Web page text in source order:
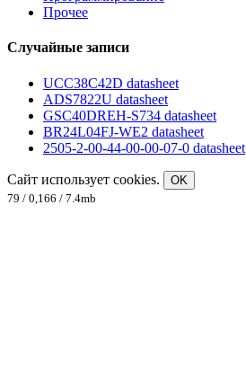
Прочее
Случайные записи
UCC38C42D datasheet
ADS7822U datasheet
GSC40DREH-S734 datasheet
BR24L04FJ-WE2 datasheet
2505-2-00-44-00-00-07-0 datasheet
Сайт использует cookies.
OK
79 / 0,166 / 7.4mb